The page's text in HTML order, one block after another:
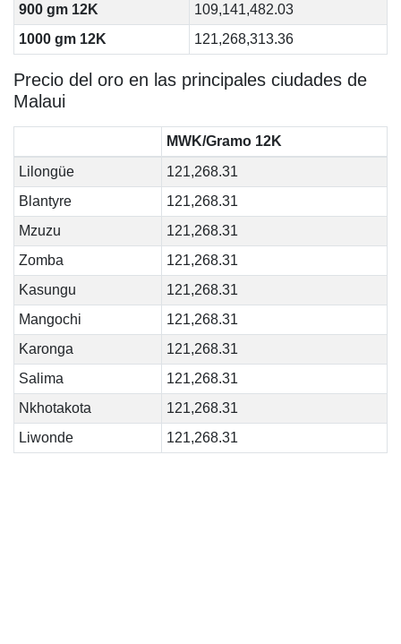
900 gm 12K
109,141,482.03
1000 gm 12K
121,268,313.36
Precio del oro en las principales ciudades de
Malaui
MWK/Gramo 12K
Lilongüe
121,268.31
Blantyre
121,268.31
Mzuzu
121,268.31
Zomba
121,268.31
Kasungu
121,268.31
Mangochi
121,268.31
Karonga
121,268.31
Salima
121,268.31
Nkhotakota
121,268.31
Liwonde
121,268.31